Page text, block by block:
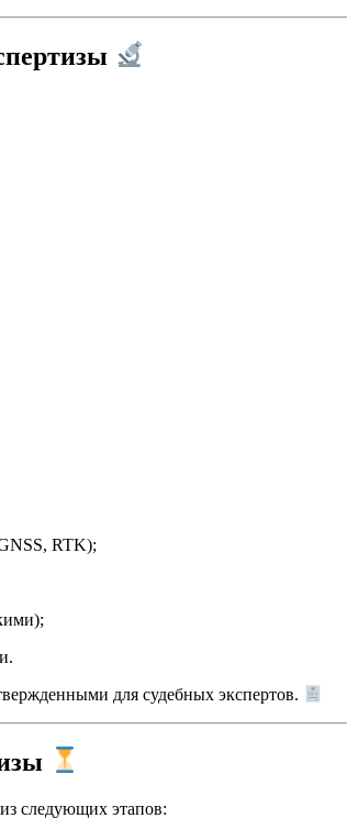
RTK);
для судебных экспертов.
следующих этапов: